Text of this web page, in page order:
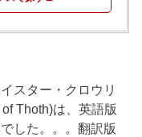
スター・クロウリ
Thoth)は、英語版
した。。。翻訳版